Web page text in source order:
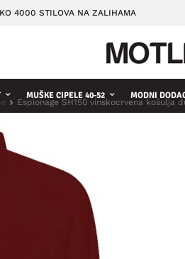
4000 STILOVA NA ZALIHAMA
MUŠKE CIPELE 40-52 MODNI
Espionage SH150 vinskocrvena košulja